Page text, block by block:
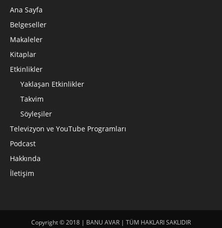
Ana Sayfa
Belgeseller
Makaleler
Kitaplar
Etkinlikler
Yaklaşan Etkinlikler
Takvim
Söyleşiler
Televizyon ve YouTube Programları
Podcast
Hakkında
İletişim
Copyright © 2018 | BANU AVAR | TÜM HAKLARI SAKLIDIR